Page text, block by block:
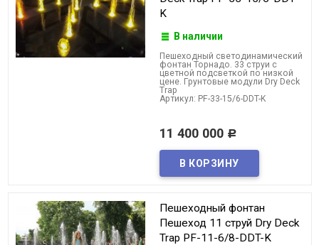
K
В наличии
Пешеходный светодинамический
фонтан Торнадо. 33 струи с
цветной подсветкой по низкой
цене. Грунтовые модули Dry Deck
Trap
Артикул: PF-33-15/6-DDT-K
11 400 000 Р
Пешеходный фонтан
Пешеход 11 струй Dry Deck
Trap PF-11-6/8-DDT-K